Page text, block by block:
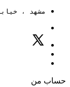
مشهد ، خیابان
حساب من